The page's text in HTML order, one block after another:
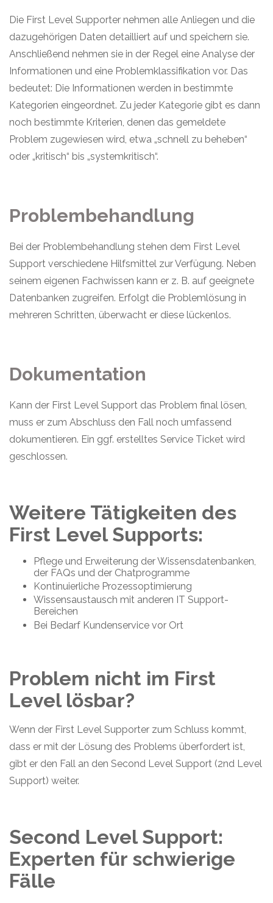
Die First Level Supporter nehmen alle Anliegen und die
dazugehörigen Daten detailliert auf und speichern sie.
Anschließend nehmen sie in der Regel eine Analyse der
Informationen und eine Problemklassifikation vor. Das
bedeutet: Die Informationen werden in bestimmte
Kategorien eingeordnet. Zu jeder Kategorie gibt es dann
noch bestimmte Kriterien, denen das gemeldete
Problem zugewiesen wird, etwa „schnell zu beheben“
oder „kritisch“ bis „systemkritisch“.
Problembehandlung
Bei der Problembehandlung stehen dem First Level
Support verschiedene Hilfsmittel zur Verfügung. Neben
seinem eigenen Fachwissen kann er z. B. auf geeignete
Datenbanken zugreifen. Erfolgt die Problemlösung in
mehreren Schritten, überwacht er diese lückenlos.
Dokumentation
Kann der First Level Support das Problem final lösen,
muss er zum Abschluss den Fall noch umfassend
dokumentieren. Ein ggf. erstelltes Service Ticket wird
geschlossen.
Weitere Tätigkeiten des
First Level Supports:
Pflege und Erweiterung der Wissensdatenbanken,
der FAQs und der Chatprogramme
Kontinuierliche Prozessoptimierung
Wissensaustausch mit anderen IT Support-
Bereichen
Bei Bedarf Kundenservice vor Ort
Problem nicht im First
Level lösbar?
Wenn der First Level Supporter zum Schluss kommt,
dass er mit der Lösung des Problems überfordert ist,
gibt er den Fall an den Second Level Support (2nd Level
Support) weiter.
Second Level Support:
Experten für schwierige
Fälle